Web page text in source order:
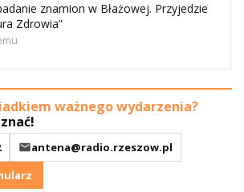
znamion w Błażowej. Przyjedzie
Zdrowia”
ważnego wydarzenia?
antena@radio.rzeszow.pl